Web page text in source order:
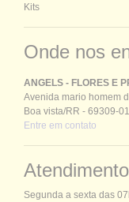
Kits
Onde nos
ANGELS - FLORES E
Avenida mario homem
Boa vista/RR - 69309-
Entre em contato
Atendimento
Segunda a sexta das